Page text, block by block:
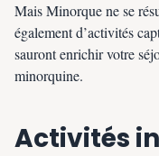
Mais Minorque ne se
également d’activités
sauront enrichir votre
minorquine.
Activités